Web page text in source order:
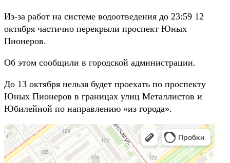
Из-за работ на системе водоотведения до 23:59 12
октября частично перекрыли проспект Юных
Пионеров.
Об этом сообщили в городской администрации.
До 13 октября нельзя будет проехать по проспекту
Юных Пионеров в границах улиц Металлистов и
Юбилейной по направлению «из города».